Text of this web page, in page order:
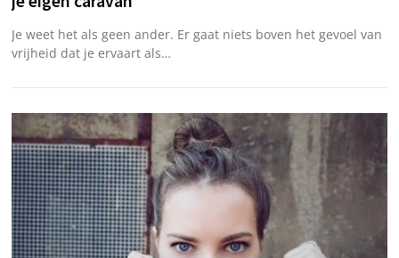
Je weet het als geen ander. Er gaat niets boven het gevoel van
vrijheid dat je ervaart als…